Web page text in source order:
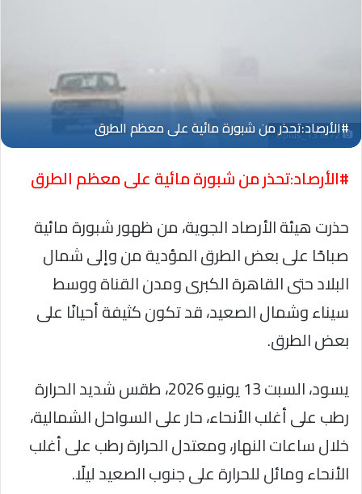
Oplus_131072
#الأرصاد:تحذر من شبورة مائية على معظم الطرق
حذرت هيئة الأرصاد الجوية، من ظهور شبورة مائية
صباحًا على بعض الطرق المؤدية من وإلى شمال
البلاد حتى القاهرة الكبرى ومدن القناة ووسط
سيناء وشمال الصعيد، قد تكون كثيفة أحيانًا على
بعض الطرق.
يسود، السبت 13 يونيو 2026، طقس شديد الحرارة
رطب على أغلب الأنحاء، حار على السواحل الشمالية،
خلال ساعات النهار، ومعتدل الحرارة رطب على أغلب
الأنحاء ومائل للحرارة على جنوب الصعيد ليلًا.